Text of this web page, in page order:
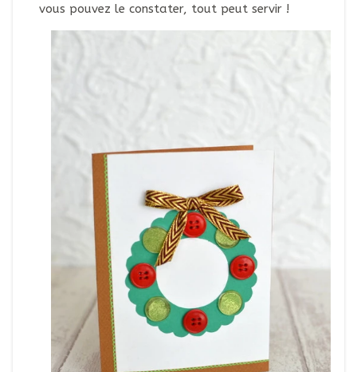
vous pouvez le constater, tout peut servir !